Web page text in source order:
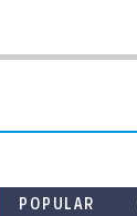
POPULAR